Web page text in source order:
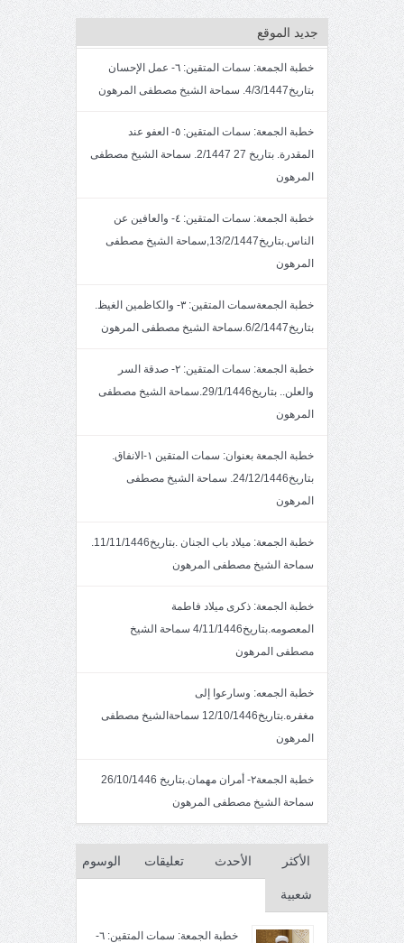
جديد الموقع
خطبة الجمعة: سمات المتقين: ٦- عمل الإحسان
بتاريخ4/3/1447. سماحة الشيخ مصطفى المرهون
خطبة الجمعة: سمات المتقين: ٥- العفو عند
المقدرة. بتاريخ 27 2/1447. سماحة الشيخ مصطفى
المرهون
خطبة الجمعة: سمات المتقين: ٤- والعافين عن
الناس.بتاريخ13/2/1447,سماحة الشيخ مصطفى
المرهون
خطبة الجمعةسمات المتقين: ٣- والكاظمين الغيظ.
بتاريخ6/2/1447.سماحة الشيخ مصطفى المرهون
خطبة الجمعة: سمات المتقين: ٢- صدقة السر
والعلن.. بتاريخ29/1/1446.سماحة الشيخ مصطفى
المرهون
خطبة الجمعة بعنوان: سمات المتقين ١-الانفاق.
بتاريخ24/12/1446. سماحة الشيخ مصطفى
المرهون
خطبة الجمعة: ميلاد باب الجنان .بتاريخ11/11/1446.
سماحة الشيخ مصطفى المرهون
خطبة الجمعة: ذكرى ميلاد فاطمة
المعصومه.بتاريخ4/11/1446 سماحة الشيخ
مصطفى المرهون
خطبة الجمعه: وسارعوا إلى
مغفره.بتاريخ12/10/1446 سماحةالشيخ مصطفى
المرهون
خطبة الجمعة٢- أمران مهمان.بتاريخ 26/10/1446
سماحة الشيخ مصطفى المرهون
الأكثر
شعبية
الأحدث تعليقات الوسوم
خطبة الجمعة: سمات المتقين: ٦-